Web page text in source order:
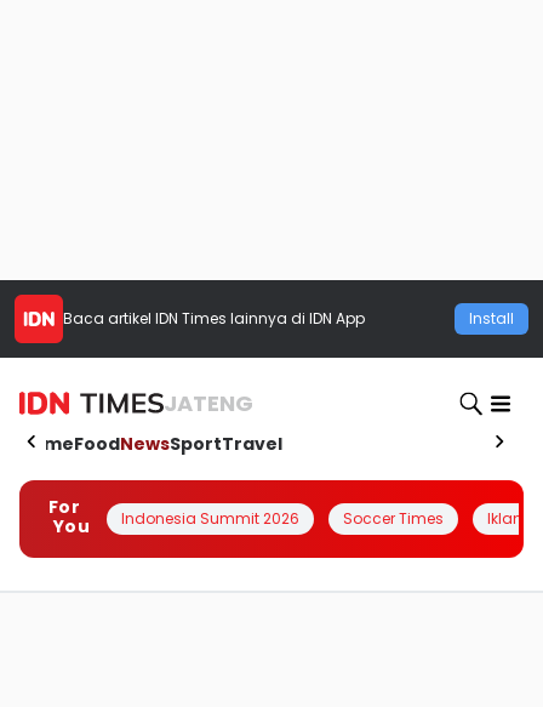
Baca artikel IDN Times lainnya di IDN App Install
JATENG
HomeFoodNewsSportTravel
For
You
Indonesia Summit 2026 Soccer Times Iklanin